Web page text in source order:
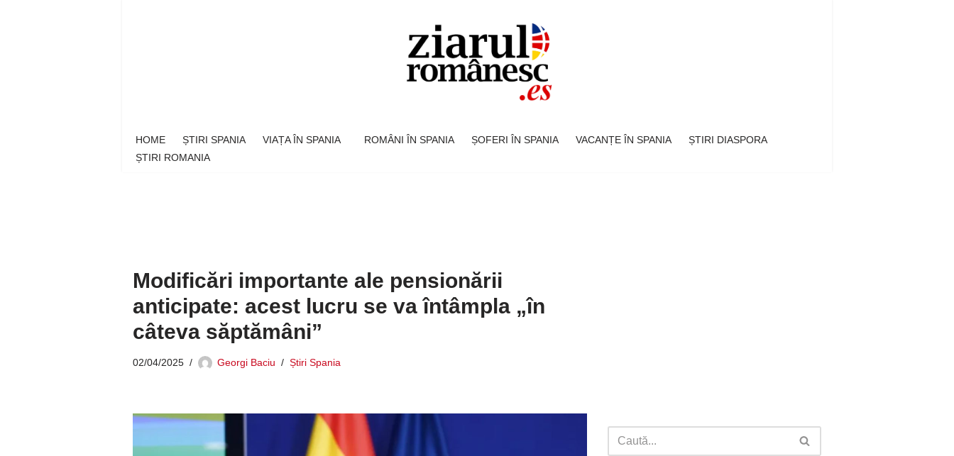
HOME ȘTIRI SPANIA VIAȚA ÎN SPANIA ROMÂNI ÎN SPANIA ȘOFERI ÎN SPANIA VACANȚE ÎN SPANIA
ȘTIRI DIASPORA
ȘTIRI ROMANIA
Modificări importante ale pensionării
anticipate: acest lucru se va întâmpla „în
câteva săptămâni”
02/04/2025 Georgi Baciu Știri Spania